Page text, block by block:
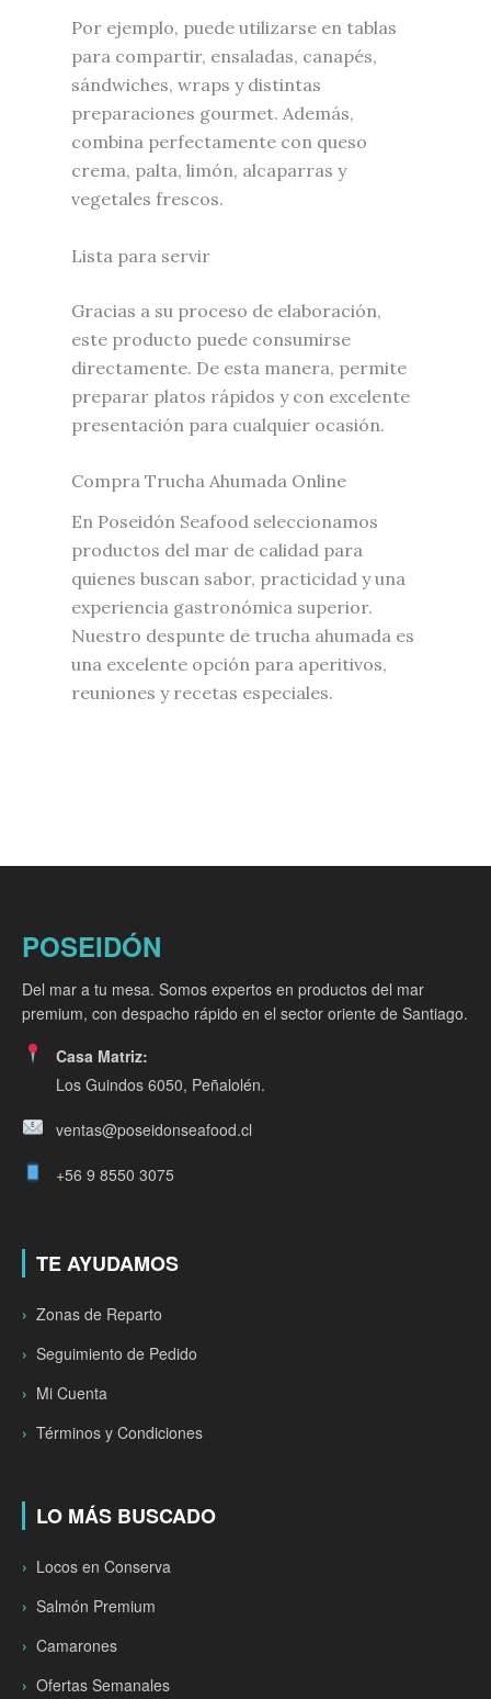
Por ejemplo, puede utilizarse en tablas
para compartir, ensaladas, canapés,
sándwiches, wraps y distintas
preparaciones gourmet. Además,
combina perfectamente con queso
crema, palta, limón, alcaparras y
vegetales frescos.
Lista para servir
Gracias a su proceso de elaboración,
este producto puede consumirse
directamente. De esta manera, permite
preparar platos rápidos y con excelente
presentación para cualquier ocasión.
Compra Trucha Ahumada Online
En Poseidón Seafood seleccionamos
productos del mar de calidad para
quienes buscan sabor, practicidad y una
experiencia gastronómica superior.
Nuestro despunte de trucha ahumada es
una excelente opción para aperitivos,
reuniones y recetas especiales.
POSEIDÓN
Del mar a tu mesa. Somos expertos en productos del mar
premium, con despacho rápido en el sector oriente de Santiago.
Casa Matriz:
Los Guindos 6050, Peñalolén.
ventas@poseidonseafood.cl
+56 9 8550 3075
TE AYUDAMOS
Zonas de Reparto
Seguimiento de Pedido
Mi Cuenta
Términos y Condiciones
LO MÁS BUSCADO
Locos en Conserva
Salmón Premium
Camarones
Ofertas Semanales